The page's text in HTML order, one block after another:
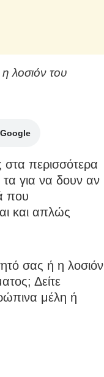
λοσιόν του
στα περισσότερα
για να δουν αν
που
και απλώς
σας ή η λοσιόν
Δείτε
μέλη ή